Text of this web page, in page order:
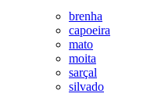
brenha
capoeira
mato
moita
sarçal
silvado